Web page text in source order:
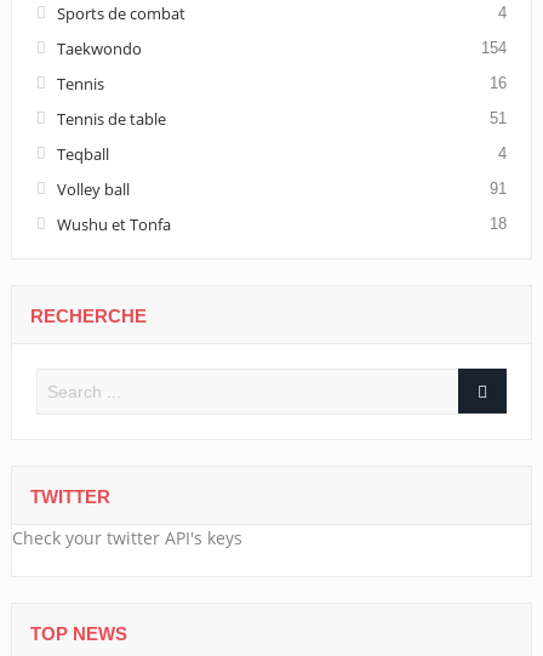
Sports de combat 4
Taekwondo 154
Tennis 16
Tennis de table 51
Teqball 4
Volley ball 91
Wushu et Tonfa 18
RECHERCHE
TWITTER
Check your twitter API's keys
TOP NEWS